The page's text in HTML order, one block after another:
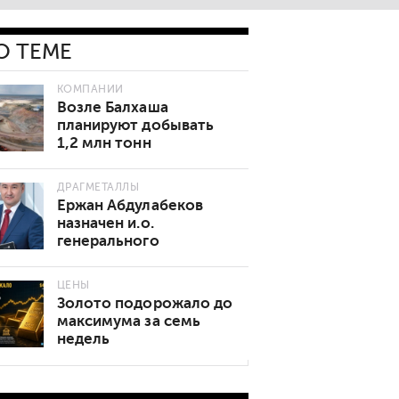
ТЕМЕ
КОМПАНИИ
Возле Балхаша
планируют добывать
1,2 млн тонн
руды в год
ДРАГМЕТАЛЛЫ
Ержан Абдулабеков
назначен и.о.
генерального
ЦЕНЫ
Золото подорожало до
максимума за семь
недель